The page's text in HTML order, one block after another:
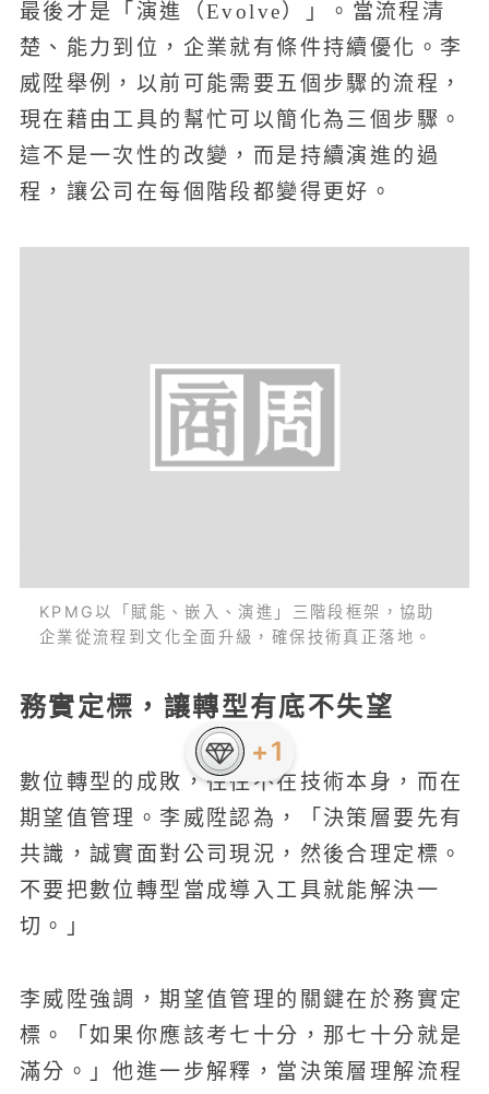
最後才是「演進（Evolve）」。當流程清
楚、能力到位，企業就有條件持續優化。李
威陞舉例，以前可能需要五個步驟的流程，
現在藉由工具的幫忙可以簡化為三個步驟。
這不是一次性的改變，而是持續演進的過
程，讓公司在每個階段都變得更好。
KPMG以「賦能、嵌入、演進」三階段框架，協助
企業從流程到文化全面升級，確保技術真正落地。
務實定標，讓轉型有底不失望
數位轉型的成敗，往往不在技術本身，而在
期望值管理。李威陞認為，「決策層要先有
共識，誠實面對公司現況，然後合理定標。
不要把數位轉型當成導入工具就能解決一
切。」
李威陞強調，期望值管理的關鍵在於務實定
標。「如果你應該考七十分，那七十分就是
滿分。」他進一步解釋，當決策層理解流程
+1